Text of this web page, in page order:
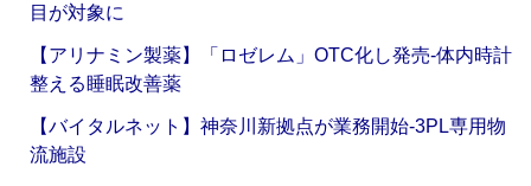
目が対象に
【アリナミン製薬】「ロゼレム」OTC化し発売‐体内時計
整える睡眠改善薬
【バイタルネット】神奈川新拠点が業務開始‐3PL専用物
流施設